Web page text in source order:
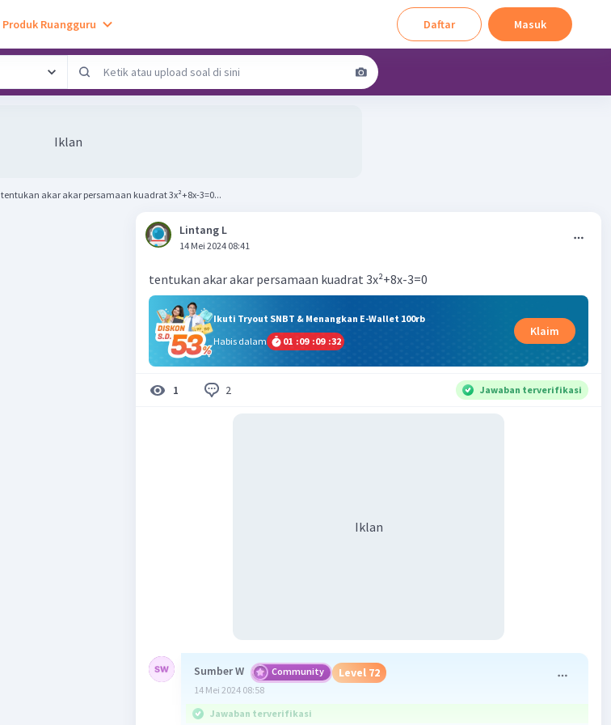
Produk Ruangguru Daftar Masuk
Iklan
tentukan akar akar persamaan kuadrat 3x²+8x-3=0...
Lintang L
14 Mei 2024 08:41
tentukan akar akar persamaan kuadrat 3x²+8x-3=0
Ikuti Tryout SNBT & Menangkan E-Wallet 100rb
Habis dalam
01 :09 :09 :31
Klaim
1 2 Jawaban terverifikasi
Iklan
Sumber W Community Level 72
14 Mei 2024 08:58
Jawaban terverifikasi